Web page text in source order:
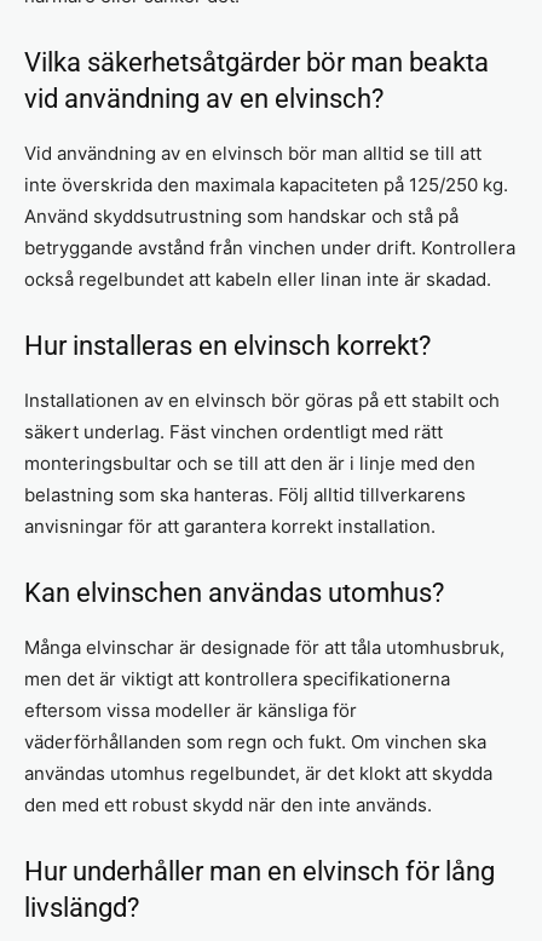
Vilka säkerhetsåtgärder bör man beakta
vid användning av en elvinsch?
Vid användning av en elvinsch bör man alltid se till att
inte överskrida den maximala kapaciteten på 125/250 kg.
Använd skyddsutrustning som handskar och stå på
betryggande avstånd från vinchen under drift. Kontrollera
också regelbundet att kabeln eller linan inte är skadad.
Hur installeras en elvinsch korrekt?
Installationen av en elvinsch bör göras på ett stabilt och
säkert underlag. Fäst vinchen ordentligt med rätt
monteringsbultar och se till att den är i linje med den
belastning som ska hanteras. Följ alltid tillverkarens
anvisningar för att garantera korrekt installation.
Kan elvinschen användas utomhus?
Många elvinschar är designade för att tåla utomhusbruk,
men det är viktigt att kontrollera specifikationerna
eftersom vissa modeller är känsliga för
väderförhållanden som regn och fukt. Om vinchen ska
användas utomhus regelbundet, är det klokt att skydda
den med ett robust skydd när den inte används.
Hur underhåller man en elvinsch för lång
livslängd?